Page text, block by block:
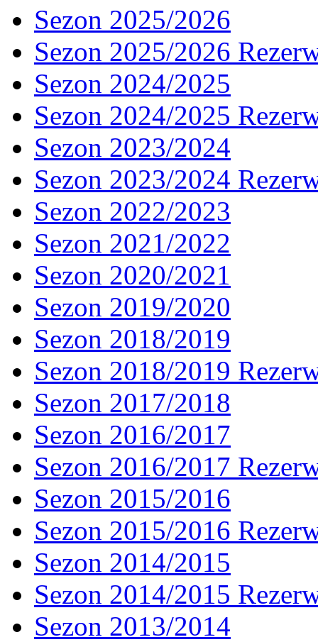
Sezon 2025/2026
Sezon 2025/2026
Sezon 2024/2025
Sezon 2024/2025
Sezon 2023/2024
Sezon 2023/2024
Sezon 2022/2023
Sezon 2021/2022
Sezon 2020/2021
Sezon 2019/2020
Sezon 2018/2019
Sezon 2018/2019
Sezon 2017/2018
Sezon 2016/2017
Sezon 2016/2017
Sezon 2015/2016
Sezon 2015/2016
Sezon 2014/2015
Sezon 2014/2015
Sezon 2013/2014